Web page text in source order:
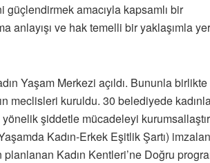
amacıyla kapsamlı bir
anlayışı ve hak temelli bir yaklaşımla
Yaşam Merkezi açıldı. Bununla birlikte
meclisleri kuruldu. 30 belediyede
şiddetle mücadeleyi
Kadın-Erkek Eşitlik Şartı)
Kadın Kentleri’ne Doğru